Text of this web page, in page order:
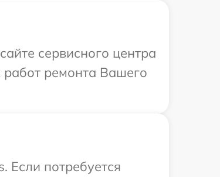
сервисного центра
ремонта Вашего
Если потребуется